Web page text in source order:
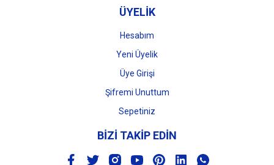
ÜYELİK
Hesabım
Yeni Üyelik
Üye Girişi
Şifremi Unuttum
Sepetiniz
BİZİ TAKİP EDİN